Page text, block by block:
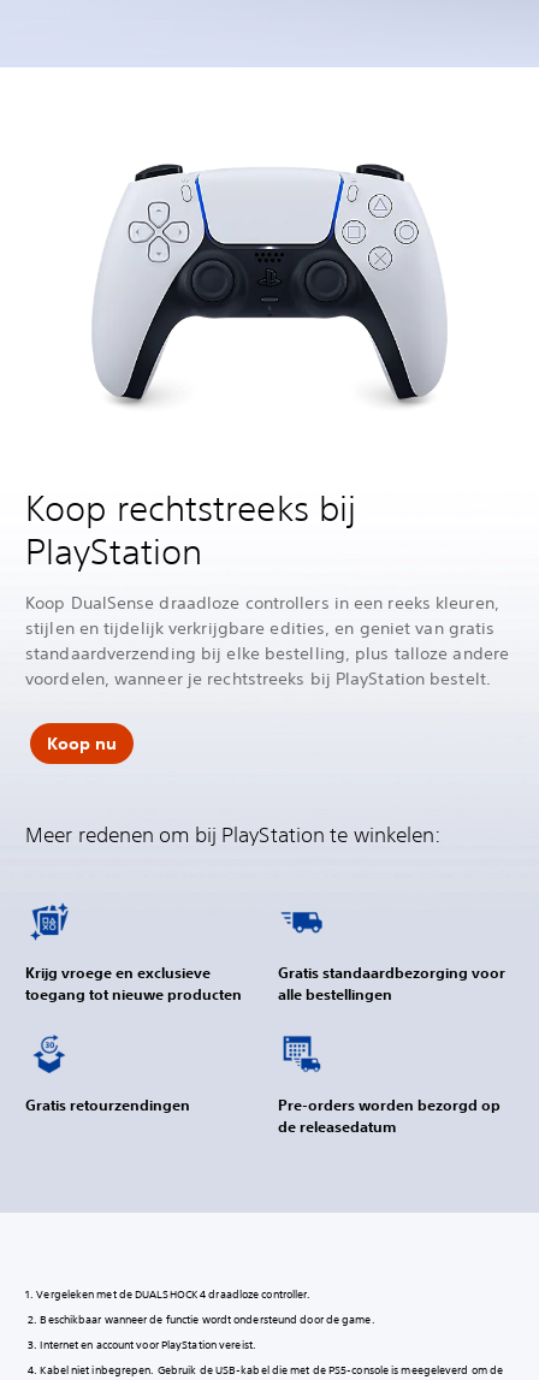
Koop rechtstreeks bij
PlayStation
Koop DualSense draadloze controllers in een reeks kleuren,
stijlen en tijdelijk verkrijgbare edities, en geniet van gratis
standaardverzending bij elke bestelling, plus talloze andere
voordelen, wanneer je rechtstreeks bij PlayStation bestelt.
Koop nu
Meer redenen om bij PlayStation te winkelen:
Krijg vroege en exclusieve
toegang tot nieuwe producten
Gratis standaardbezorging voor
alle bestellingen
Gratis retourzendingen
Pre-orders worden bezorgd op
de releasedatum
‎1. Vergeleken met de DUALSHOCK 4 draadloze controller.
‎ 2. Beschikbaar wanneer de functie wordt ondersteund door de game.
‎ 3. Internet en account voor PlayStation vereist.
‎ 4. Kabel niet inbegrepen. Gebruik de USB-kabel die met de PS5-console is meegeleverd om de